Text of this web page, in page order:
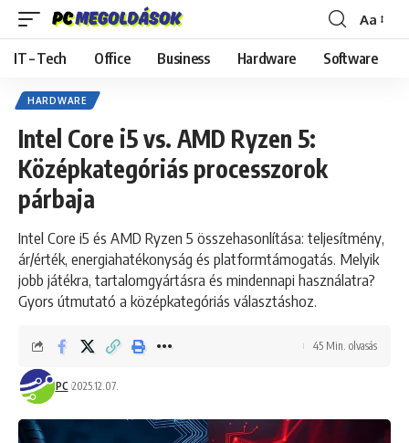
Font
Resizer
Aa
IT – Tech Office Business Hardware Software
HARDWARE
Intel Core i5 vs. AMD Ryzen 5:
Középkategóriás processzorok
párbaja
Intel Core i5 és AMD Ryzen 5 összehasonlítása: teljesítmény,
ár/érték, energiahatékonyság és platformtámogatás. Melyik
jobb játékra, tartalomgyártásra és mindennapi használatra?
Gyors útmutató a középkategóriás választáshoz.
PC 2025.12.07.
45 Min. olvasás